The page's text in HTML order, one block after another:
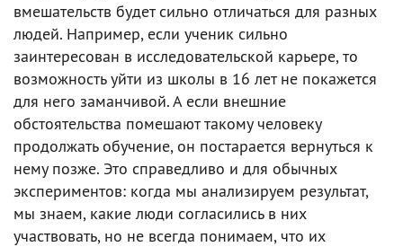
вмешательств будет сильно отличаться для разных
людей. Например, если ученик сильно
заинтересован в исследовательской карьере, то
возможность уйти из школы в 16 лет не покажется
для него заманчивой. А если внешние
обстоятельства помешают такому человеку
продолжать обучение, он постарается вернуться к
нему позже. Это справедливо и для обычных
экспериментов: когда мы анализируем результат,
мы знаем, какие люди согласились в них
участвовать, но не всегда понимаем, что их